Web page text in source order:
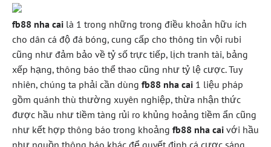
fb88 nha cai là 1 trong những trong điều khoản hữu ích
cho dân cá độ đá bóng, cung cấp cho thông tin vội rubi
cũng như đảm bảo về tỷ số trực tiếp, lịch tranh tài, bảng
xếp hạng, thông báo thể thao cũng như tỷ lệ cược. Tuy
nhiên, chúng ta phải cần dùng fb88 nha cai 1 liệu pháp
gồm quánh thù thường xuyên nghiệp, thừa nhận thức
được hầu như tiềm tàng rủi ro khủng hoảng tiềm ẩn cũng
như kết hợp thông báo trong khoảng fb88 nha cai với hầu
như nguồn thông báo khác để quyết định cá cược sáng